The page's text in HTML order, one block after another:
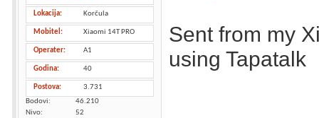
Lokacija Korčula
Mobitel Xiaomi 14T PRO
Operater A1
Godina 40
Postova
3.731
Bodovi
46.210
Nivo
52
Sent from my
using Tapatalk